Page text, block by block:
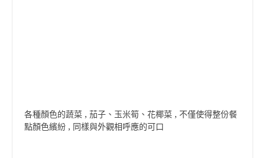
各種顏色的蔬菜 , 茄子、玉米筍、花椰菜 , 不僅使得整份餐
點顏色繽紛 , 同樣與外觀相呼應的可口